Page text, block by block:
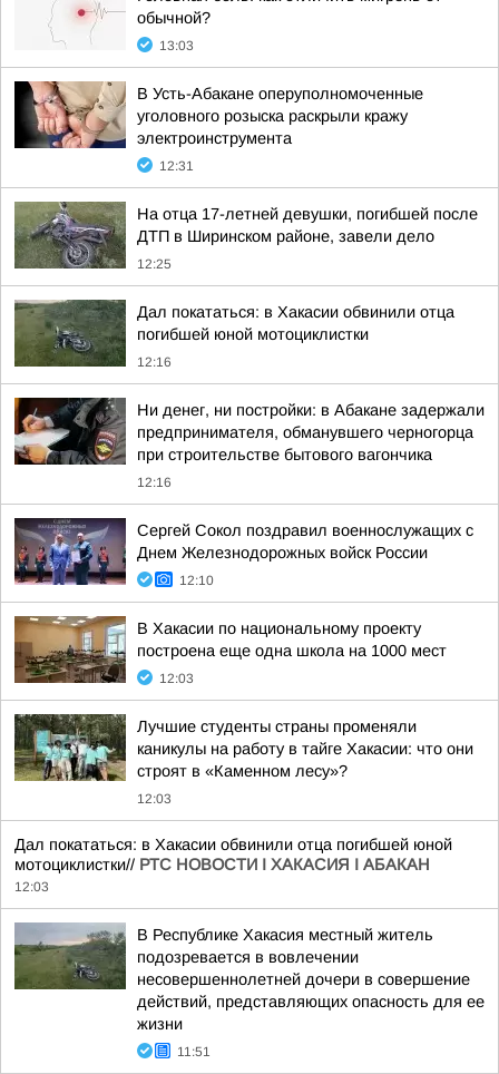
обычной?
13:03
В Усть-Абакане оперуполномоченные
уголовного розыска раскрыли кражу
электроинструмента
12:31
На отца 17-летней девушки, погибшей после
ДТП в Ширинском районе, завели дело
12:25
Дал покататься: в Хакасии обвинили отца
погибшей юной мотоциклистки
12:16
Ни денег, ни постройки: в Абакане задержали
предпринимателя, обманувшего черногорца
при строительстве бытового вагончика
12:16
Сергей Сокол поздравил военнослужащих с
Днем Железнодорожных войск России
12:10
В Хакасии по национальному проекту
построена еще одна школа на 1000 мест
12:03
Лучшие студенты страны променяли
каникулы на работу в тайге Хакасии: что они
строят в «Каменном лесу»?
12:03
Дал покататься: в Хакасии обвинили отца погибшей юной
мотоциклистки// РТС НОВОСТИ I ХАКАСИЯ I АБАКАН
12:03
В Республике Хакасия местный житель
подозревается в вовлечении
несовершеннолетней дочери в совершение
действий, представляющих опасность для ее
жизни
11:51